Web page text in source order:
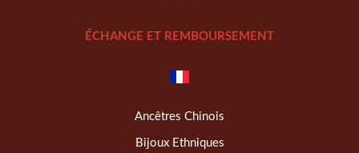
ÉCHANGE ET REMBOURSEMENT
Ancêtres Chinois
Bijoux Ethniques